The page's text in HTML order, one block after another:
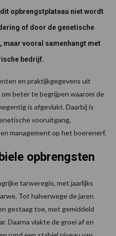
dit opbrengstplateau niet wordt
of door de genetische
maar vooral samenhangt met
bedrijf.
en praktijkgegevens uit
beter te begrijpen waarom de
is afgevlakt. Daarbij is
vooruitgang,
management op het boerenerf.
opbrengsten
tarweregio, met jaarlijks
Tot halverwege de jaren
gestaag toe, met gemiddeld
Daarna vlakte de groei af en